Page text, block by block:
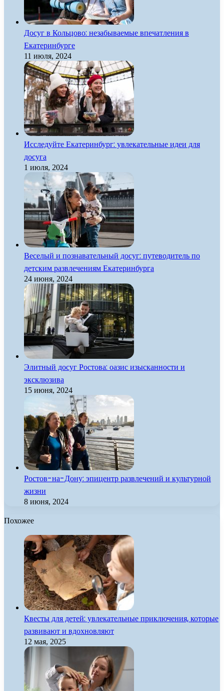
Досуг в Кольцово: незабываемые впечатления в
Екатеринбурге
11 июля, 2024
Исследуйте Екатеринбург: увлекательные идеи для
досуга
1 июля, 2024
Веселый и познавательный досуг: путеводитель по
детским развлечениям Екатеринбурга
24 июня, 2024
Элитный досуг Ростова: оазис изысканности и
эксклюзива
15 июня, 2024
Ростов-на-Дону: эпицентр развлечений и культурной
жизни
8 июня, 2024
Похожее
Квесты для детей: увлекательные приключения, которые
развивают и вдохновляют
12 мая, 2025